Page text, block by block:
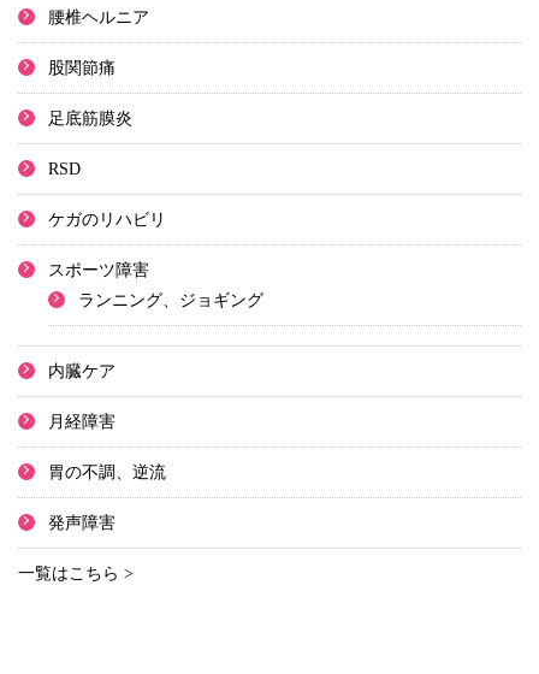
腰椎ヘルニア
股関節痛
足底筋膜炎
RSD
ケガのリハビリ
スポーツ障害
ランニング、ジョギング
内臓ケア
月経障害
胃の不調、逆流
発声障害
一覧はこちら >